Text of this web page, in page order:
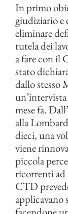
In primo
giudiziario e
eliminare
tutela dei
a fare con il
stato
dallo stesso
mese fa.
alla
dieci, una
viene
piccola
ricorrenti ad
CTD
applicavano